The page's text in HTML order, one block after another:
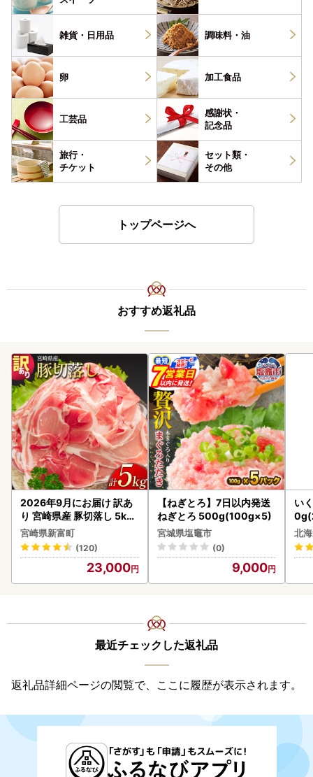
雑貨・ 日用品 調味料・ 油
卵 加工食品
工芸品
感謝状・
記念品
旅行・
チケット
セット類・
その他
トップページへ
おすすめ返礼品
2026年9月にお届け 訳あ
り 宮崎県産 豚切落し 5kg
C325-2506-2609
宮崎県新富町
(120)
23,000
【ねぎとろ】7日以内発送
ねぎとろ 500g(100g×5)
宮城県塩竈市
(0)
9,000
い
2-
北
最近チェックした返礼品
返礼品詳細ページの閲覧で、ここに履歴が表示されます。